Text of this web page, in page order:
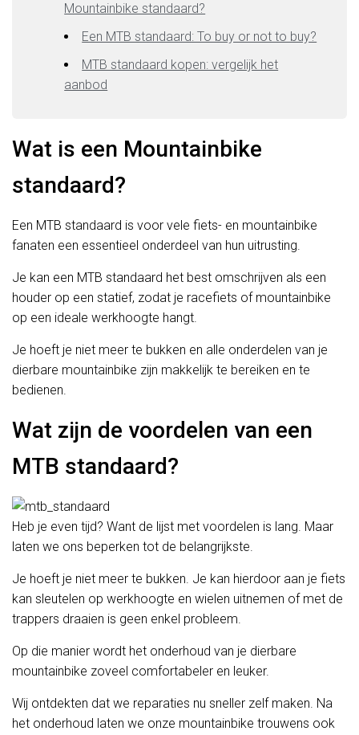
Mountainbike standaard?
Een MTB standaard: To buy or not to buy?
MTB standaard kopen: vergelijk het
aanbod
Wat is een Mountainbike
standaard?
Een MTB standaard is voor vele fiets- en mountainbike
fanaten een essentieel onderdeel van hun uitrusting.
Je kan een MTB standaard het best omschrijven als een
houder op een statief, zodat je racefiets of mountainbike
op een ideale werkhoogte hangt.
Je hoeft je niet meer te bukken en alle onderdelen van je
dierbare mountainbike zijn makkelijk te bereiken en te
bedienen.
Wat zijn de voordelen van een
MTB standaard?
Heb je even tijd? Want de lijst met voordelen is lang. Maar
laten we ons beperken tot de belangrijkste.
Je hoeft je niet meer te bukken. Je kan hierdoor aan je fiets
kan sleutelen op werkhoogte en wielen uitnemen of met de
trappers draaien is geen enkel probleem.
Op die manier wordt het onderhoud van je dierbare
mountainbike zoveel comfortabeler en leuker.
Wij ontdekten dat we reparaties nu sneller zelf maken. Na
het onderhoud laten we onze mountainbike trouwens ook